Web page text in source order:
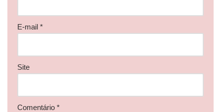
E-mail *
Site
Comentário *